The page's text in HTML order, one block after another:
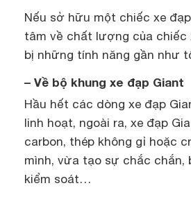
Nếu sở hữu một chiếc xe
tâm về chất lượng của
bị những tính năng gần như
– Về bộ khung xe đạp Giant
Hầu hết các dòng xe đạp
linh hoạt, ngoài ra, xe đạp
carbon, thép không gỉ hoặc
mình, vừa tạo sự chắc
kiểm soát…